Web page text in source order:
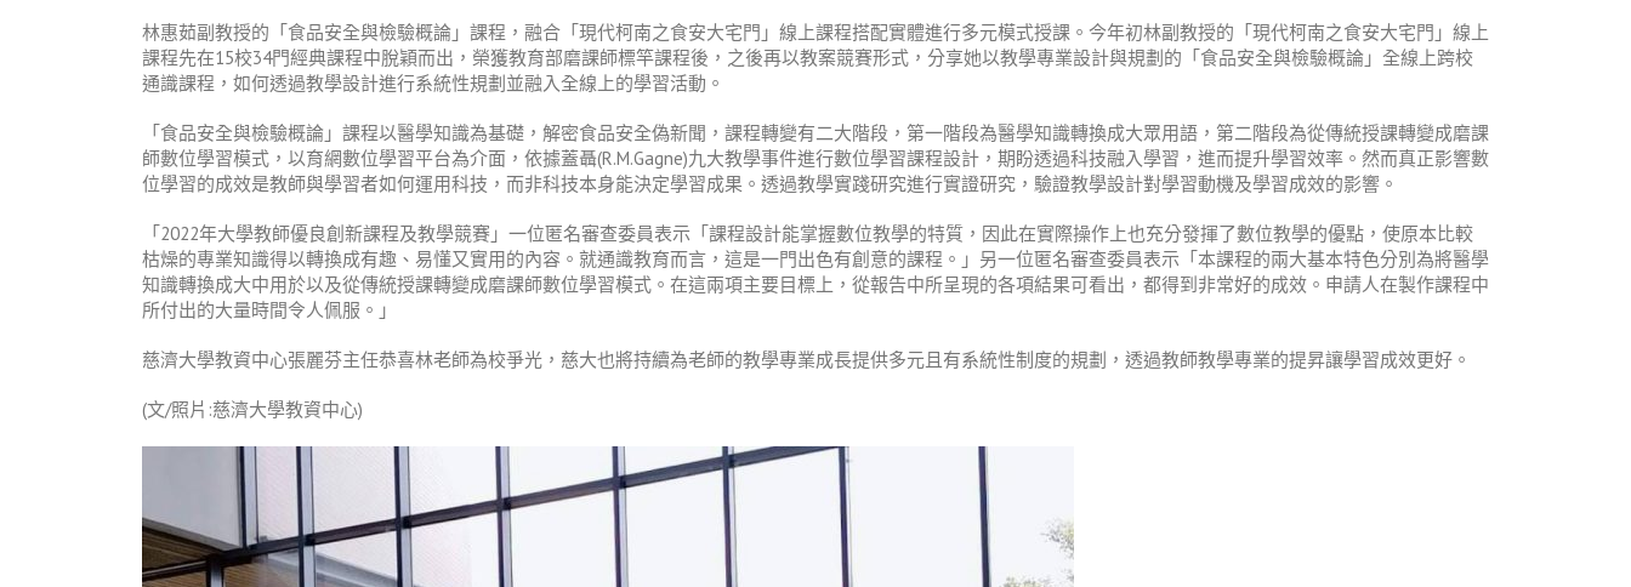
林惠茹副教授的「食品安全與檢驗概論」課程，融合「現代柯南之食安大宅門」線上課程搭配實體進行多元模式授課。今年初林副教授的「現代柯南之食安大宅門」線上
課程先在15校34門經典課程中脫穎而出，榮獲教育部磨課師標竿課程後，之後再以教案競賽形式，分享她以教學專業設計與規劃的「食品安全與檢驗概論」全線上跨校
通識課程，如何透過教學設計進行系統性規劃並融入全線上的學習活動。
「食品安全與檢驗概論」課程以醫學知識為基礎，解密食品安全偽新聞，課程轉變有二大階段，第一階段為醫學知識轉換成大眾用語，第二階段為從傳統授課轉變成磨課
師數位學習模式，以育網數位學習平台為介面，依據蓋聶(R.M.Gagne)九大教學事件進行數位學習課程設計，期盼透過科技融入學習，進而提升學習效率。然而真正影響數
位學習的成效是教師與學習者如何運用科技，而非科技本身能決定學習成果。透過教學實踐研究進行實證研究，驗證教學設計對學習動機及學習成效的影響。
「2022年大學教師優良創新課程及教學競賽」一位匿名審查委員表示「課程設計能掌握數位教學的特質，因此在實際操作上也充分發揮了數位教學的優點，使原本比較
枯燥的專業知識得以轉換成有趣、易懂又實用的內容。就通識教育而言，這是一門出色有創意的課程。」另一位匿名審查委員表示「本課程的兩大基本特色分別為將醫學
知識轉換成大中用於以及從傳統授課轉變成磨課師數位學習模式。在這兩項主要目標上，從報告中所呈現的各項結果可看出，都得到非常好的成效。申請人在製作課程中
所付出的大量時間令人佩服。」
慈濟大學教資中心張麗芬主任恭喜林老師為校爭光，慈大也將持續為老師的教學專業成長提供多元且有系統性制度的規劃，透過教師教學專業的提昇讓學習成效更好。
(文/照片:慈濟大學教資中心)